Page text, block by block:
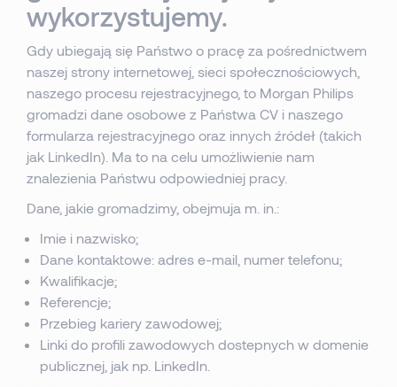
wykorzystujemy.
Gdy ubiegają się Państwo o pracę za pośrednictwem
naszej strony internetowej, sieci społecznościowych,
naszego procesu rejestracyjnego, to Morgan Philips
gromadzi dane osobowe z Państwa CV i naszego
formularza rejestracyjnego oraz innych źródeł (takich
jak LinkedIn). Ma to na celu umożliwienie nam
znalezienia Państwu odpowiedniej pracy.
Dane, jakie gromadzimy, obejmuja m. in.:
Imie i nazwisko;
Dane kontaktowe: adres e-mail, numer telefonu;
Kwalifikacje;
Referencje;
Przebieg kariery zawodowej;
Linki do profili zawodowych dostepnych w domenie
publicznej, jak np. LinkedIn.